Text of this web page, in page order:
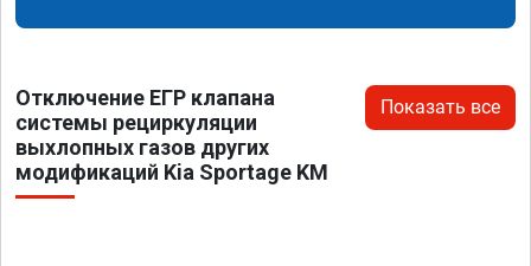
Отключение ЕГР клапана
системы рециркуляции
выхлопных газов других
модификаций Kia Sportage KM
Показать все